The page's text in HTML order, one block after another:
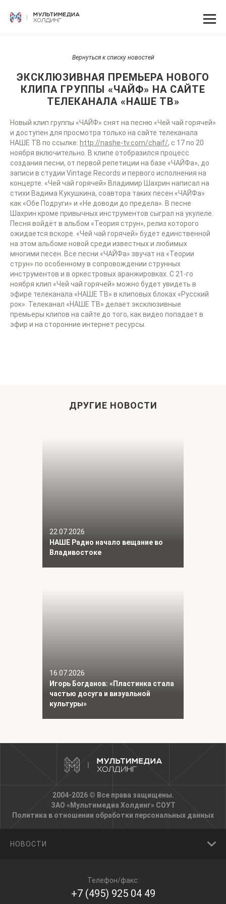
Вернуться к списку новостей
ЭКСКЛЮЗИВНАЯ ПРЕМЬЕРА НОВОГО
КЛИПА ГРУППЫ «ЧАЙФ» НА САЙТЕ
ТЕЛЕКАНАЛА «НАШЕ ТВ»
Новый клип группы «ЧАЙФ» снят на песню «Чей чай горячей»
и доступен для просмотра только на сайте телеканала
НАШЕ ТВ по ссылке: http://nashe-tv.com/chaif/, с 17 по 20
ноября включительно. В клипе отобразился процесс
создания песни, от первой репетиции на базе «ЧАЙФа», до
записи в студии Vintage Records и первого исполнения на
концерте. «Чей чай горячей» Владимир Шахрин написал на
стихи Вадима Кукушкина, соавтора таких песен «ЧАЙФа»
как «Обе Подруги» и «Не доводи до предела». В песне
Шахрин кроме привычных инструментов сыграл на укулеле.
Песня войдёт в альбом «Теория струн», релиз которого
ожидается вскоре. «Чей чай горячей» будет единственной
на этом альбоме новой среди известных и любимых
многими песен. Все песни «ЧАЙФа» звучат на «Теории
струн» по особенному в сопровождении струнных
инструментов и в оркестровых аранжировках. С 21-го
ноября клип «Чей чай горячей» можно будет увидеть в
эфире телеканала «НАШЕ ТВ» в клиповых блоках «Русский
рок». Телеканал «НАШЕ ТВ» делает эксклюзивные
премьеры клипов на сайте до того, как видео попадает в
эфир и на сторонние интернет ресурсы.
ДРУГИЕ НОВОСТИ
22.07.2026
НАШЕ Радио начало вещание во
Владивостоке
16.07.2026
Игорь Богданов: «Пластинка стала
частью досуга и визуальной
культуры»
2004-2026 © Все права защищены.
ЗАО «Мультимедиа Холдинг» СОУТ
Политика в отношении обработки персональных данных
НОВОСТИ
Телефон/факс:
+7 (495) 925 04 49